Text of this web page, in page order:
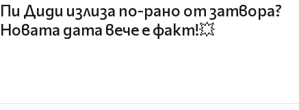
Пи Диди излиза по-рано от затвора?
Новата дата вече е факт!💥